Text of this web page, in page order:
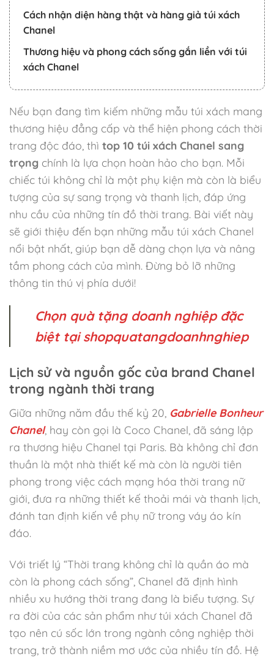
Cách nhận diện hàng thật và hàng giả túi xách
Chanel
Thương hiệu và phong cách sống gắn liền với túi
xách Chanel
Nếu bạn đang tìm kiếm những mẫu túi xách mang
thương hiệu đẳng cấp và thể hiện phong cách thời
trang độc đáo, thì top 10 túi xách Chanel sang
trọng chính là lựa chọn hoàn hảo cho bạn. Mỗi
chiếc túi không chỉ là một phụ kiện mà còn là biểu
tượng của sự sang trọng và thanh lịch, đáp ứng
nhu cầu của những tín đồ thời trang. Bài viết này
sẽ giới thiệu đến bạn những mẫu túi xách Chanel
nổi bật nhất, giúp bạn dễ dàng chọn lựa và nâng
tầm phong cách của mình. Đừng bỏ lỡ những
thông tin thú vị phía dưới!
Chọn quà tặng doanh nghiệp đặc
biệt tại shopquatangdoanhnghiep
Lịch sử và nguồn gốc của brand Chanel
trong ngành thời trang
Giữa những năm đầu thế kỷ 20, Gabrielle Bonheur
Chanel, hay còn gọi là Coco Chanel, đã sáng lập
ra thương hiệu Chanel tại Paris. Bà không chỉ đơn
thuần là một nhà thiết kế mà còn là người tiên
phong trong việc cách mạng hóa thời trang nữ
giới, đưa ra những thiết kế thoải mái và thanh lịch,
đánh tan định kiến về phụ nữ trong váy áo kín
đáo.
Với triết lý “Thời trang không chỉ là quần áo mà
còn là phong cách sống”, Chanel đã định hình
nhiều xu hướng thời trang đang là biểu tượng. Sự
ra đời của các sản phẩm như túi xách Chanel đã
tạo nên cú sốc lớn trong ngành công nghiệp thời
trang, trở thành niềm mơ ước của nhiều tín đồ. Hệ